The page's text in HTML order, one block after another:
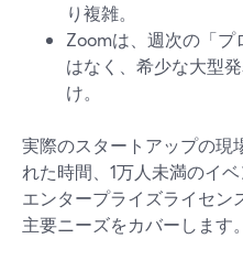
り複雑。
Zoomは、週次の「プ
はなく、希少な大型
け。
実際のスタートアップの現
れた時間、1万人未満のイ
エンタープライズライセン
主要ニーズをカバーします。